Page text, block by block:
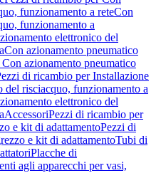
funzionamento a reteCon
funzionamento a
elettronico del
Con azionamento pneumatico
azionamento pneumatico
di ricambio per Installazione
del risciacquo, funzionamento a
elettronico del
AccessoriPezzi di ricambio per
e kit di adattamentoPezzi di
e kit di adattamentoTubi di
Placche di
agli apparecchi per vasi,